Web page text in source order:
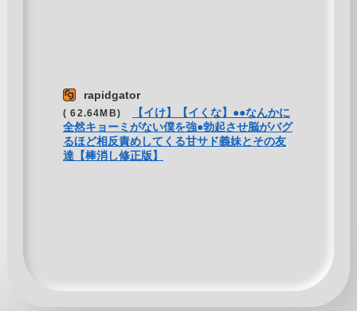
rapidgator
( 62.64MB)
【イけ】【イくな】●●なんかに
全然キョーミがない僕を強●勃起させ脳がバグ
るほど相反責めしてくる甘サド義妹とその友
達【棒消し修正版】